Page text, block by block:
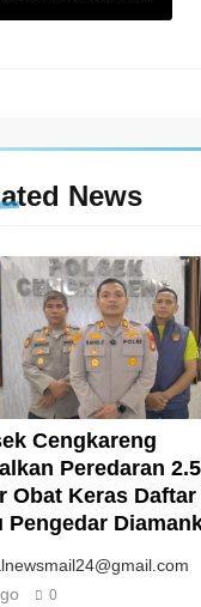
News
Cengkareng
Peredaran
Obat Keras Daftar
Pengedar
0